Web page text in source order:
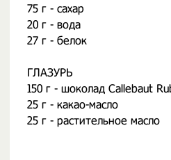
75 г - сахар
20 г - вода
27 г - белок
ГЛАЗУРЬ
150 г - шоколад Callebaut
25 г - какао-масло
25 г - растительное масло